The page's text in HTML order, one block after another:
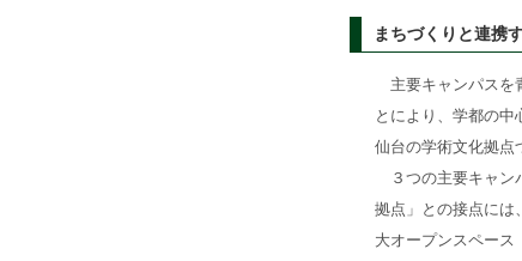
まちづくりと連携
主要キャンパスを
とにより、学都の
仙台の学術文化拠点
３つの主要キャン
拠点」との接点には
大オープンスペース